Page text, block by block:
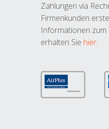
Zahlungen via
Firmenkunden
Informationen zum
erhalten Sie hier.